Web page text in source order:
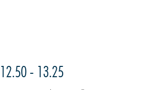
12.50 - 13.25